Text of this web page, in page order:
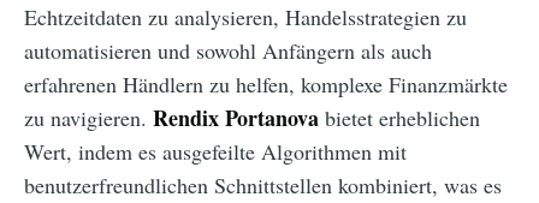
Echtzeitdaten zu analysieren, Handelsstrategien zu
automatisieren und sowohl Anfängern als auch
erfahrenen Händlern zu helfen, komplexe Finanzmärkte
zu navigieren. Rendix Portanova bietet erheblichen
Wert, indem es ausgefeilte Algorithmen mit
benutzerfreundlichen Schnittstellen kombiniert, was es